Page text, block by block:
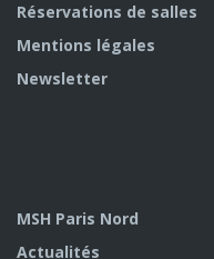
Réservations de salles
Mentions légales
Newsletter
MSH Paris Nord
Actualités